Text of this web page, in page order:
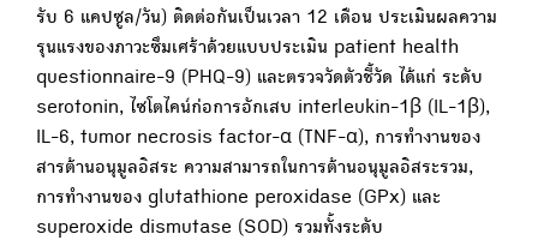
รับ 6 แคปซูล/วัน) ติดต่อกันเป็นเวลา 12 เดือน ประเมินผลความ
รุนแรงของภาวะซึมเศร้าด้วยแบบประเมิน patient health
questionnaire-9 (PHQ-9) และตรวจวัดตัวชี้วัด ได้แก่ ระดับ
serotonin, ไซโตไคน์ก่อการอักเสบ interleukin-1β (IL-1β),
IL-6, tumor necrosis factor-α (TNF-α), การทำงานของ
สารต้านอนุมูลอิสระ ความสามารถในการต้านอนุมูลอิสระรวม,
การทำงานของ glutathione peroxidase (GPx) และ
superoxide dismutase (SOD) รวมทั้งระดับ